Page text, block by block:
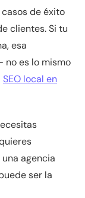
de éxito
clientes. Si tu
esa
no es lo mismo
SEO local en
agencia
ser la